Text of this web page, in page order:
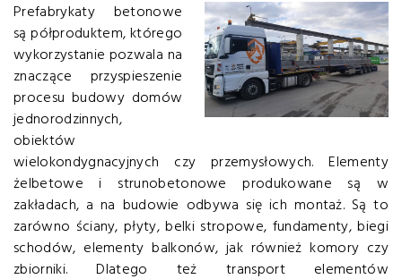
Prefabrykaty betonowe
są półproduktem, którego
wykorzystanie pozwala na
znaczące przyspieszenie
procesu budowy domów
jednorodzinnych,
obiektów
wielokondygnacyjnych czy przemysłowych. Elementy
żelbetowe i strunobetonowe produkowane są w
zakładach, a na budowie odbywa się ich montaż. Są to
zarówno ściany, płyty, belki stropowe, fundamenty, biegi
schodów, elementy balkonów, jak również komory czy
zbiorniki. Dlatego też transport elementów